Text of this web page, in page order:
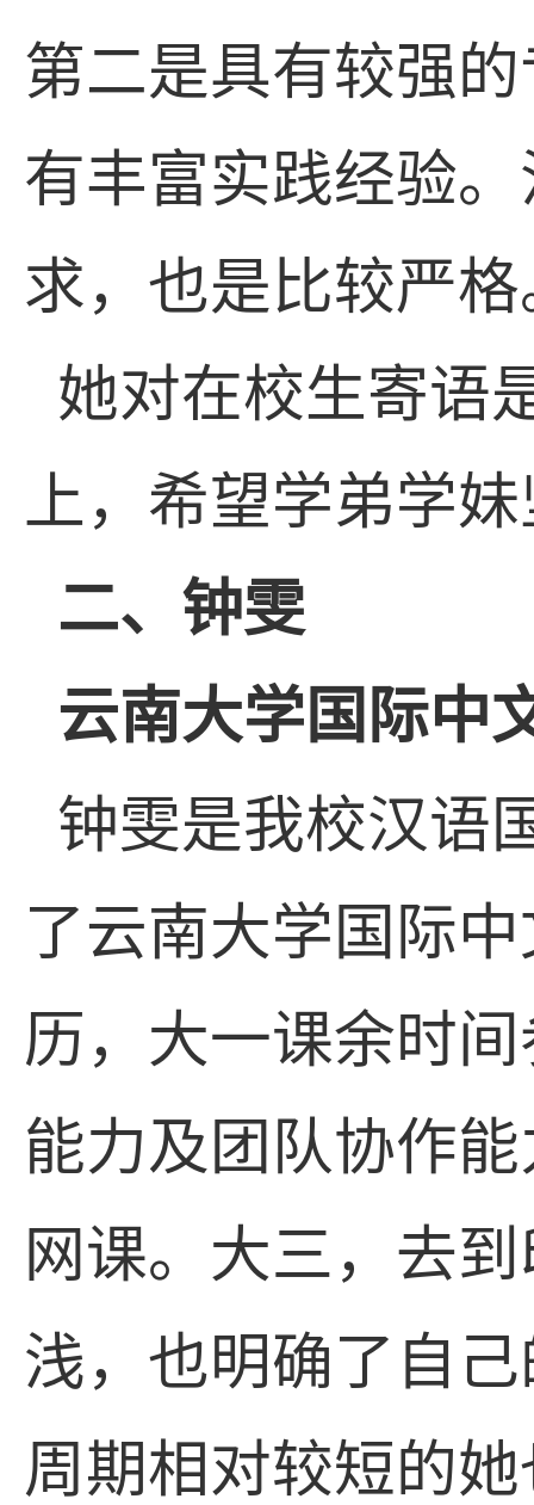
第二是具有较强
有丰富实践经验
求，也是比较严格
她对在校生寄语
上，希望学弟学
二、钟雯
云南大学国际中
钟雯是我校汉语
了云南大学国际
历，大一课余时
能力及团队协作
网课。大三，去
浅，也明确了自
周期相对较短的